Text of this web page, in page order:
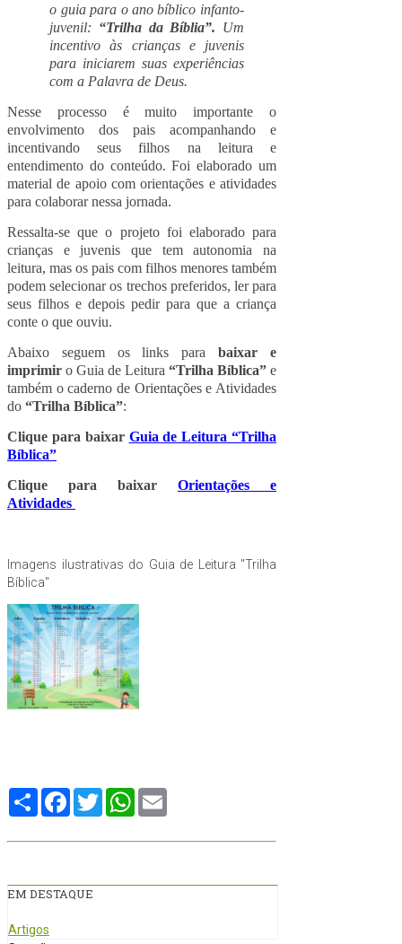
o guia para o ano bíblico infanto-
juvenil: “Trilha da Bíblia”. Um
incentivo às crianças e juvenis
para iniciarem suas experiências
com a Palavra de Deus.
Nesse processo é muito importante o
envolvimento dos pais acompanhando e
incentivando seus filhos na leitura e
entendimento do conteúdo. Foi elaborado um
material de apoio com orientações e atividades
para colaborar nessa jornada.
Ressalta-se que o projeto foi elaborado para
crianças e juvenis que tem autonomia na
leitura, mas os pais com filhos menores também
podem selecionar os trechos preferidos, ler para
seus filhos e depois pedir para que a criança
conte o que ouviu.
Abaixo seguem os links para baixar e
imprimir o Guia de Leitura “Trilha Bíblica” e
também o caderno de Orientações e Atividades
do “Trilha Bíblica”:
Clique para baixar Guia de Leitura “Trilha
Bíblica”
Clique para baixar Orientações e
Atividades
Imagens ilustrativas do Guia de Leitura "Trilha
Bíblica"
Compartilhe
Facebook
TwitterWhatsApp
EM DESTAQUE
Artigos